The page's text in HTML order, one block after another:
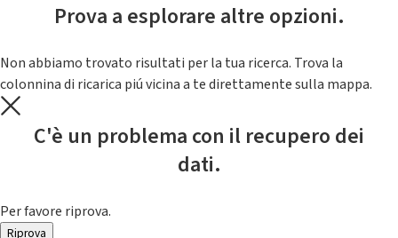
Prova a esplorare altre opzioni.
Non abbiamo trovato risultati per la tua ricerca. Trova la
colonnina di ricarica piú vicina a te direttamente sulla mappa.
C'è un problema con il recupero dei
dati.
Per favore riprova.
Riprova